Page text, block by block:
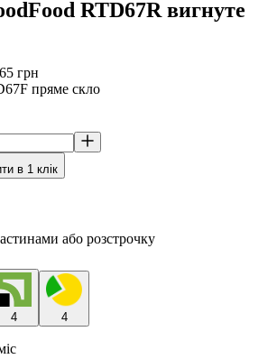
RTD67R вигнуте
грн
пряме скло
в 1 клік
або розстрочку
4 4